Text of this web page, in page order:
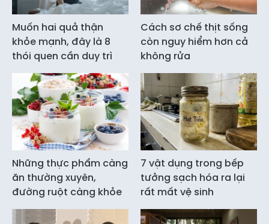
Muốn hai quả thận
khỏe mạnh, đây là 8
thói quen cần duy trì
Cách sơ chế thịt sống
còn nguy hiểm hơn cả
không rửa
Những thực phẩm càng
ăn thường xuyên,
đường ruột càng khỏe
7 vật dụng trong bếp
tưởng sạch hóa ra lại
rất mất vệ sinh